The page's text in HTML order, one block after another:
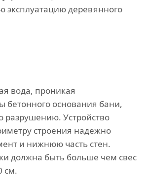
эксплуатацию деревянного
вода, проникая
бетонного основания бани,
разрушению. Устройство
строения надежно
и нижнюю часть стен.
должна быть больше чем свес
см.